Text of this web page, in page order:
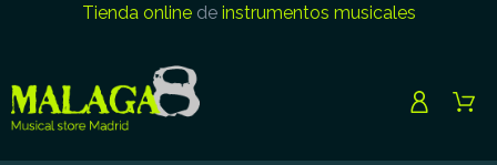
Tienda onlinede instrumentos musicales